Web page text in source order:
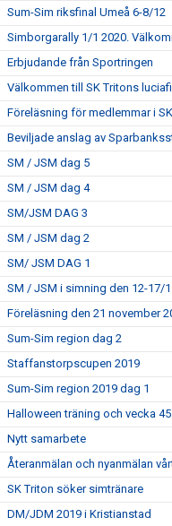
Sum-Sim riksfinal Umeå 6-8/12
Simborgarally 1/1 2020.
Erbjudande från Sportringen
Välkommen till SK Tritons
Föreläsning för medlemmar i
Beviljade anslag av
SM / JSM dag 5
SM / JSM dag 4
SM/JSM DAG 3
SM / JSM dag 2
SM/ JSM DAG 1
SM / JSM i simning den 12-17/
Föreläsning den 21 november
Sum-Sim region dag 2
Staffanstorpscupen 2019
Sum-Sim region 2019 dag 1
Halloween träning och vecka 45
Nytt samarbete
Återanmälan och nyanmälan
SK Triton söker simtränare
DM/JDM 2019 i Kristianstad